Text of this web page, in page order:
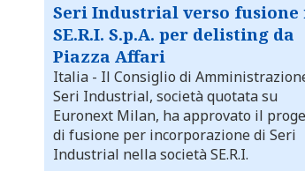
Seri Industrial verso fusione
SE.R.I. S.p.A. per delisting da
Piazza Affari
Italia - Il Consiglio di
Seri Industrial, società quotata su
Euronext Milan, ha approvato il
di fusione per incorporazione di Seri
Industrial nella società SE.R.I.